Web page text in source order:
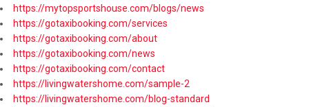
https://mytopsportshouse.com/blogs/news
https://gotaxibooking.com/services
https://gotaxibooking.com/about
https://gotaxibooking.com/news
https://gotaxibooking.com/contact
https://livingwatershome.com/sample-2
https://livingwatershome.com/blog-standard